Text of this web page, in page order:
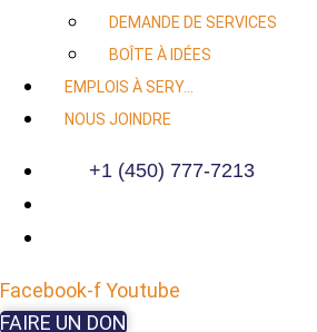
DEMANDE DE SERVICES
BOÎTE À IDÉES
EMPLOIS À SERY…
NOUS JOINDRE
+1 (450) 777-7213
Facebook-fYoutube
FAIRE UN DON